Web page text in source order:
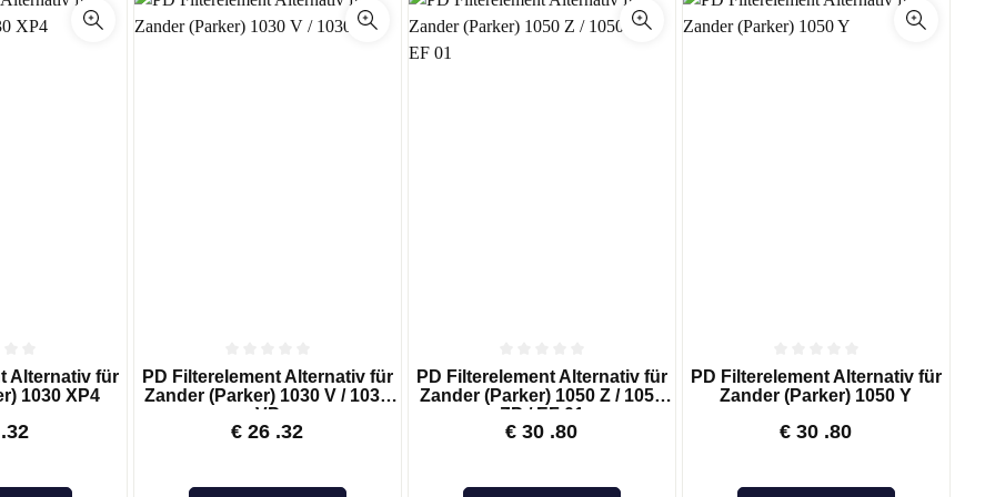
für Mann & Hummel
für Mark
Aktivkohle, entstaubte Qualität AUF 540
Alternativ für
1030 XP4
.32
PD Filterelement Alternativ für
Zander (Parker) 1030 V / 1030
VP
€ 26 .32
PD Filterelement Alternativ für
Zander (Parker) 1050 Z / 1050
ZP / EF 01
€ 30 .80
PD Filterelement Alternativ für
Zander (Parker) 1050 Y
€ 30 .80